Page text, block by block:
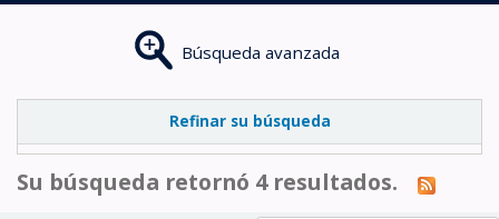
Búsqueda avanzada
Refinar su búsqueda
Su búsqueda retornó 4 resultados.